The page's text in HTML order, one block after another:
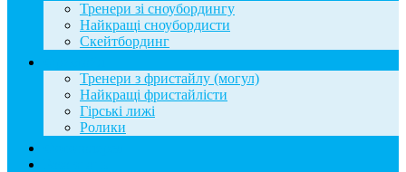
Тренери зі сноубордингу
Найкращі сноубордисти
Скейтбординг
Тренери з фристайлу (могул)
Найкращі фристайлісти
Гірські лижі
Ролики